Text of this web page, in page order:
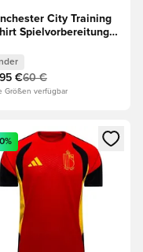
City Training
Spielvorbereitung -
€60 €
Größen verfügbar
oder Registrieren
ein neues Fenster